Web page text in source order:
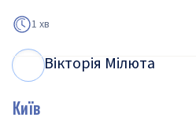
1 хв
Вікторія Мілюта
Київ